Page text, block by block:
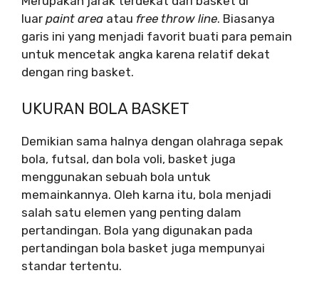
luar paint area atau free throw line. Biasanya
garis ini yang menjadi favorit buati para pemain
untuk mencetak angka karena relatif dekat
dengan ring basket.
UKURAN BOLA BASKET
Demikian sama halnya dengan olahraga sepak
bola, futsal, dan bola voli, basket juga
menggunakan sebuah bola untuk
memainkannya. Oleh karna itu, bola menjadi
salah satu elemen yang penting dalam
pertandingan. Bola yang digunakan pada
pertandingan bola basket juga mempunyai
standar tertentu.